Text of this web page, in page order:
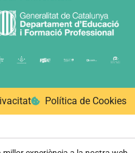
Política de Cookies